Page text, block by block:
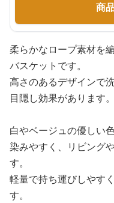
商
柔らかなロープ素材を
バスケットです。
高さのあるデザインで
目隠し効果があります。
白やベージュの優しい
染みやすく、リビング
す。
軽量で持ち運びしやす
す。